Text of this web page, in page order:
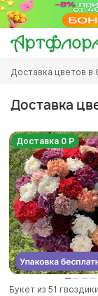
Перейти
основному
содержанию
Вы
здесь
Доставка цветов в
Доставка
Доставка 0 Р
Букет из 51 гвоздики